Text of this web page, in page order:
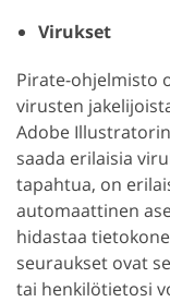
Virukset
Pirate-ohjelmisto
virusten
Adobe
saada erilaisia
tapahtua, on
automaattinen
hidastaa
seuraukset ovat
tai henkilötietosi